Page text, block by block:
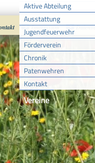
Aktive Abteilung
Ausstattung
Jugendfeuerwehr
Förderverein
Chronik
Patenwehren
Kontakt
Vereine
Impressum